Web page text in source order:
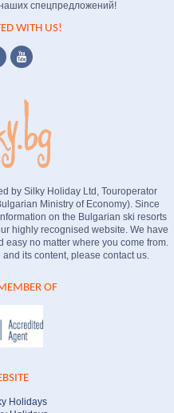
спецпредложений!
WITH US!
by Silky Holiday Ltd, Touroperator
Ministry of Economy). Since
on the Bulgarian ski resorts
highly recognised website. We have
no matter where you come from.
its content, please contact us.
OF
Holidays